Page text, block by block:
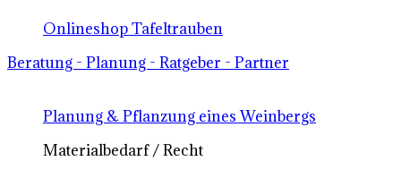
Onlineshop Tafeltrauben
Beratung - Planung - Ratgeber - Partner
Planung & Pflanzung eines Weinbergs
Materialbedarf / Recht